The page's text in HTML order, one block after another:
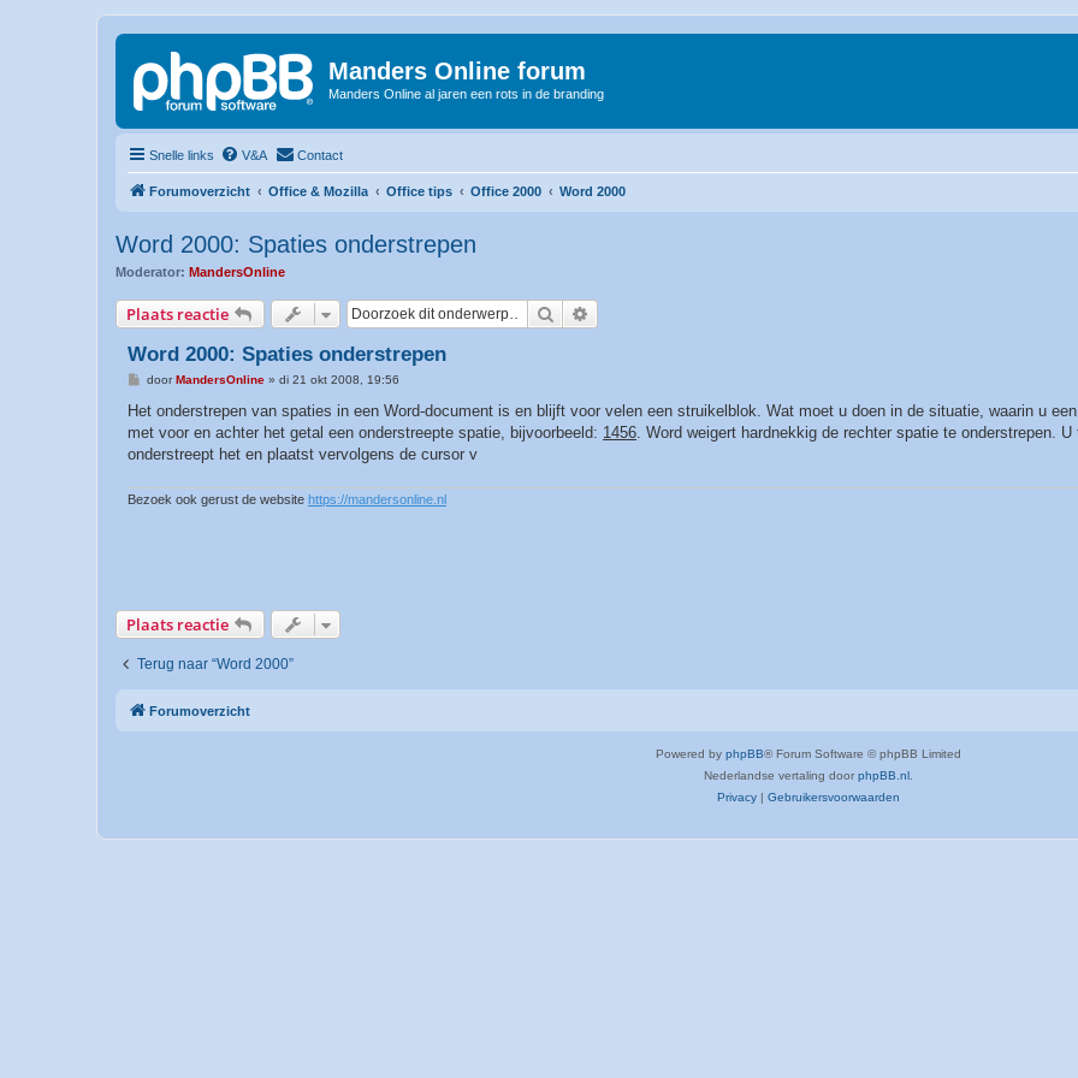
Manders Online forum
Manders Online al jaren een rots in de branding
Snelle links V&A Contact
Forumoverzicht Office & Mozilla Office tips Office 2000 Word 2000
Word 2000: Spaties onderstrepen
Moderator: MandersOnline
Plaats reactie Zoek
Word 2000: Spaties onderstrepen
B
r
c
h
doorMandersOnline» di 21 okt 2008, 19:56
Het onderstrepen van spaties in een Word-document is en blijft voor velen een struikelblok. Wat moet u doen in de situatie, waarin u
met voor en achter het getal een onderstreepte spatie, bijvoorbeeld: 1456. Word weigert hardnekkig de rechter spatie te onderstrepen.
onderstreept het en plaatst vervolgens de cursor v
Bezoek ook gerust de website https://mandersonline.nl
Plaats reactie
Terug naar “Word 2000”
Forumoverzicht
Powered by phpBB® Forum Software © phpBB Limited
Nederlandse vertaling door phpBB.nl
Privacy | Gebruikersvoorwaarden